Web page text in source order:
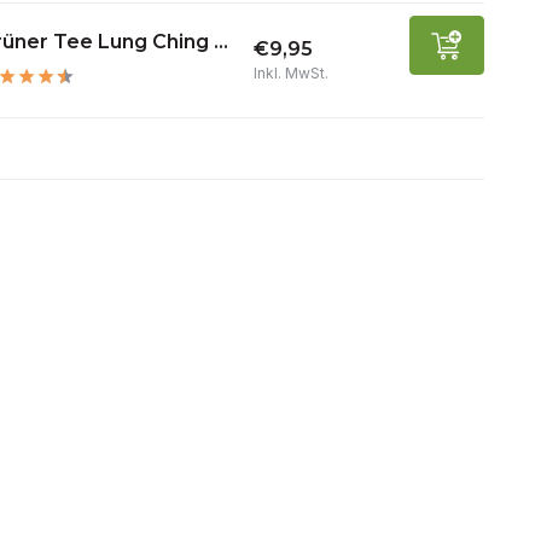
Tee Lung Ching ... €9,95
Inkl. MwSt.